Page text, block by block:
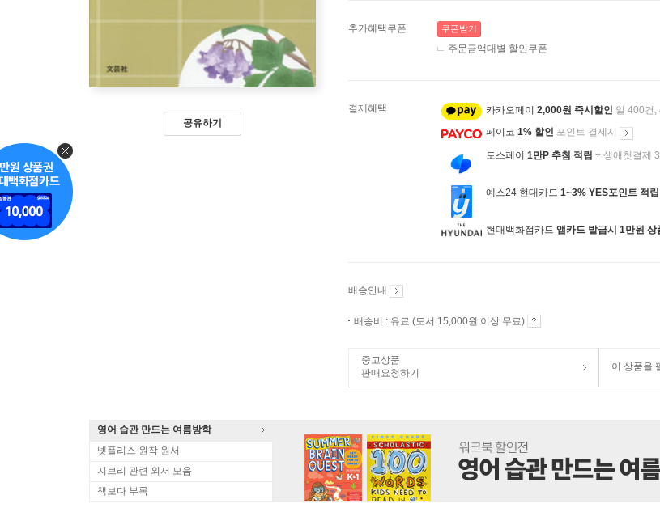
공유하기
추가혜택쿠폰 쿠폰받기
주문금액대별 할인쿠폰
결제혜택 카카오페이 2,000원 즉시할인 일 400건,
페이코 1% 할인 포인트 결제시
토스페이 1만P 추첨 적립 + 생애첫결제
예스24 현대카드 1~3% YES포인트 적립
현대백화점카드 앱카드 발급시 1만원 상
배송안내
배송비 : 유료 (도서 15,000원 이상 무료)
중고상품
판매요청하기
이 상품을
영어 습관 만드는 여름방학
넷플리스 원작 원서
지브리 관련 외서 모음
책보다 부록